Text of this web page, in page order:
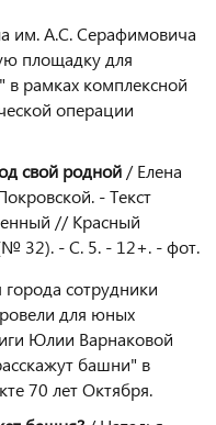
им. А.С. Серафимовича
площадку для
в рамках комплексной
операции
свой родной / Елена
- Текст
// Красный
32). - С. 5. - 12+. - фот.
сотрудники
для юных
Юлии Варнаковой
башни" в
70 лет Октября.